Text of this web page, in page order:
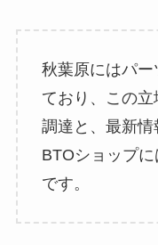
秋葉原にはパ
ており、この
調達と、最新
BTOショップ
です。